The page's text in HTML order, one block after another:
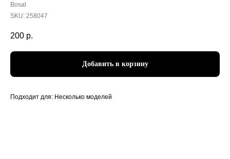
Bosal
SKU: 258047
200 р.
Добавить в корзину
Подходит для: Несколько моделей